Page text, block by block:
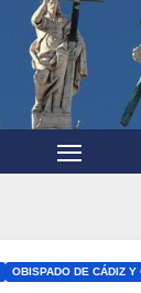
OBISPADO DE CÁDIZ Y